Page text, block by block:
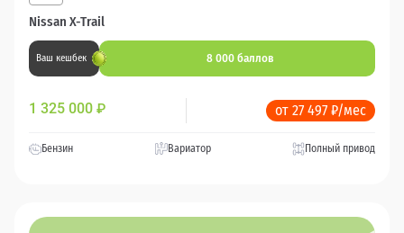
Nissan X-Trail
Ваш кешбек 8 000 баллов
1 325 000 ₽ от 27 497 ₽/мес
Бензин Вариатор Полный привод